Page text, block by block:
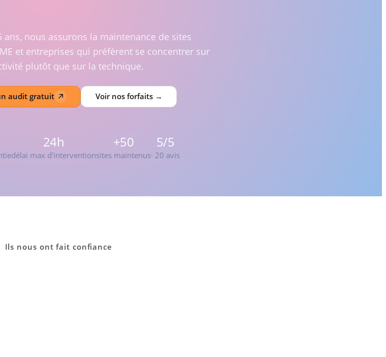
ans, nous assurons la maintenance de sites
et entreprises qui préfèrent se concentrer sur
plutôt que sur la technique.
audit gratuit Voir nos forfaits →
24h
délai max d'intervention
+50
sites maintenus
5/5
· 20 avis
Ils nous ont fait confiance